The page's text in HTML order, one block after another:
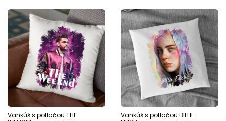
Vankúš s potlačou THE
Vankúš s potlačou BILLIE